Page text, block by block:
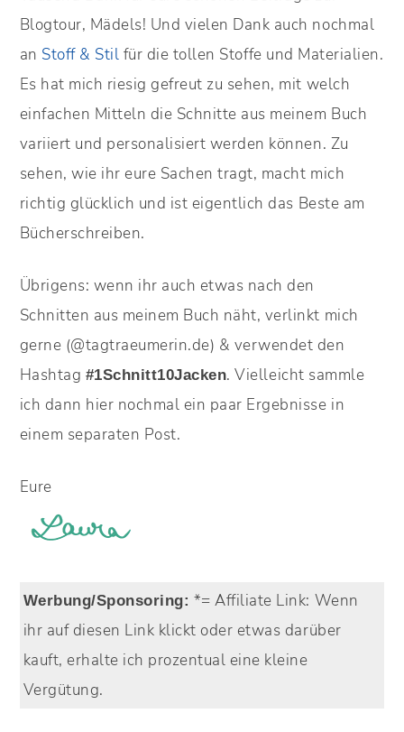
Blogtour, Mädels! Und vielen Dank auch nochmal
an Stoff & Stil für die tollen Stoffe und Materialien.
Es hat mich riesig gefreut zu sehen, mit welch
einfachen Mitteln die Schnitte aus meinem Buch
variiert und personalisiert werden können. Zu
sehen, wie ihr eure Sachen tragt, macht mich
richtig glücklich und ist eigentlich das Beste am
Bücherschreiben.
Übrigens: wenn ihr auch etwas nach den
Schnitten aus meinem Buch näht, verlinkt mich
gerne (@tagtraeumerin.de) & verwendet den
Hashtag #1Schnitt10Jacken. Vielleicht sammle
ich dann hier nochmal ein paar Ergebnisse in
einem separaten Post.
Eure
Werbung/Sponsoring: *= Affiliate Link: Wenn
ihr auf diesen Link klickt oder etwas darüber
kauft, erhalte ich prozentual eine kleine
Vergütung.